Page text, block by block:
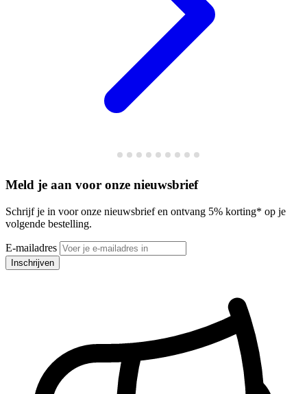
Meld je aan voor onze nieuwsbrief
Schrijf je in voor onze nieuwsbrief en ontvang 5% korting* op je
volgende bestelling.
E-mailadres
Inschrijven